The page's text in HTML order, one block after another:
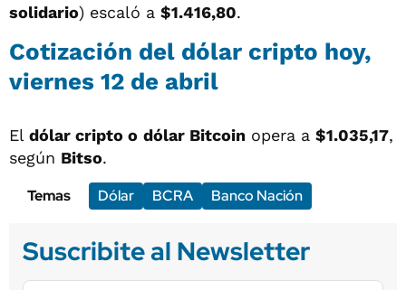
solidario) escaló a $1.416,80.
Cotización del dólar cripto hoy,
viernes 12 de abril
El dólar cripto o dólar Bitcoin opera a $1.035,17,
según Bitso.
Temas
Dólar BCRA Banco Nación
Suscribite al Newsletter